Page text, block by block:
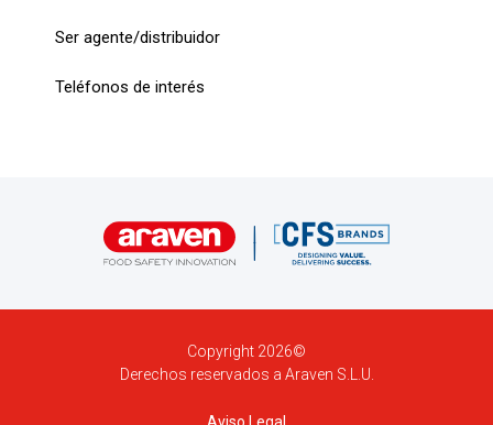
Ser agente/distribuidor
Teléfonos de interés
Copyright 2026©
Derechos reservados a Araven S.L.U.